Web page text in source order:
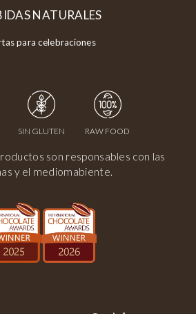
NATURALES
para celebraciones
SIN GLUTEN RAW FOOD
son responsables con las
y el mediomabiente.